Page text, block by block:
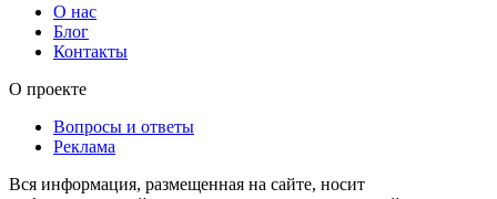
О нас
Блог
Контакты
О проекте
Вопросы и ответы
Реклама
Вся информация, размещенная на сайте, носит